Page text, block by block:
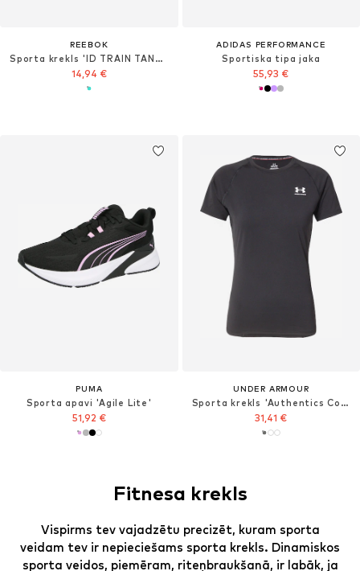
REEBOK
Sporta krekls 'ID TRAIN TANK DP'
14,94 €
ADIDAS PERFORMANCE
Sportiska tipa jaka
55,93 €
PUMA
Sporta apavi 'Agile Lite'
51,92 €
UNDER ARMOUR
Sporta krekls 'Authentics Comp'
31,41 €
Fitnesa krekls
Vispirms tev vajadzētu precizēt, kuram sporta
veidam tev ir nepieciešams sporta krekls. Dinamiskos
sporta veidos, piemēram, riteņbraukšanā, ir labāk, ja